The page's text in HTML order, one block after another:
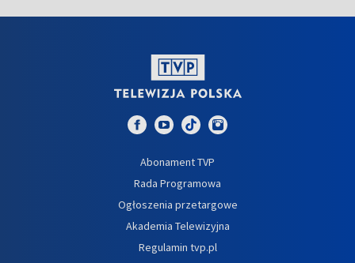
Abonament TVP
Rada Programowa
Ogłoszenia przetargowe
Akademia Telewizyjna
Regulamin tvp.pl